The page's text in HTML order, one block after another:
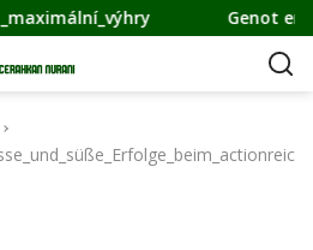
Genot ervaren van